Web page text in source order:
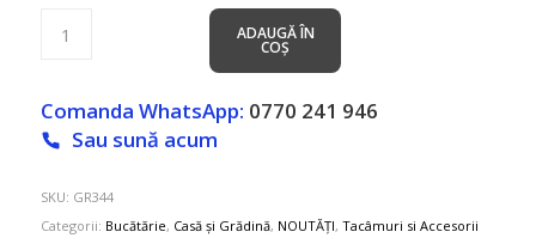
ADAUGĂ ÎN
COȘ
Comanda WhatsApp: 0770 241 946
Sau sună acum
SKU: GR344
Categorii: Bucătărie, Casă și Grădină, NOUTĂȚI, Tacâmuri si Accesorii